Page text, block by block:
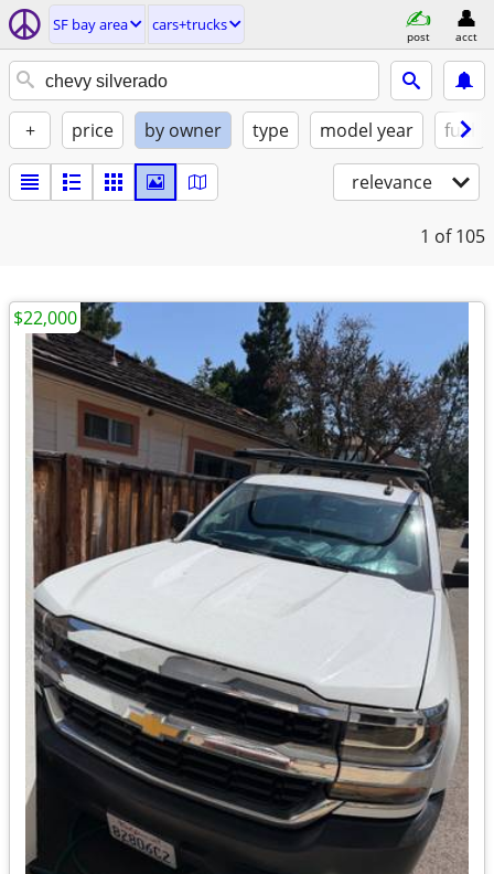
SF bay area cars+trucks
post acct
+ price by owner type model year fuel
relevance
1 of 105
$22,000